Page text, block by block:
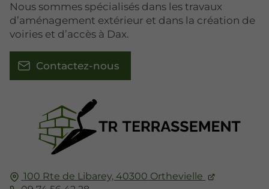
100 Rte de Libarey,40300 Orthevielle
Nous sommes spécialisés dans les travaux
d’aménagement extérieur et dans la création de
voiries et d’accès à Dax.
Contactez-nous